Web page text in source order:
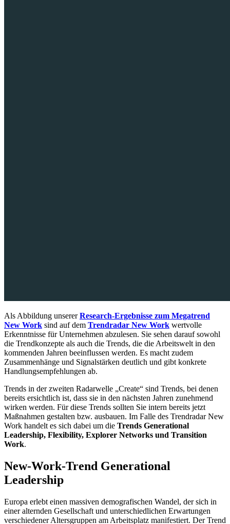
Als Abbildung unsererResearch-Ergebnisse zum Megatrend
New Work sind auf dem Trendradar New Work wertvolle
Erkenntnisse für Unternehmen abzulesen. Sie sehen darauf sowohl
die Trendkonzepte als auch die Trends, die die Arbeitswelt in den
kommenden Jahren beeinflussen werden. Es macht zudem
Zusammenhänge und Signalstärken deutlich und gibt konkrete
Handlungsempfehlungen ab.
Trends in der zweiten Radarwelle „Create“ sind Trends, bei denen
bereits ersichtlich ist, dass sie in den nächsten Jahren zunehmend
wirken werden. Für diese Trends sollten Sie intern bereits jetzt
Maßnahmen gestalten bzw. ausbauen. Im Falle des Trendradar New
Work handelt es sich dabei um die Trends Generational
Leadership, Flexibility, Explorer Networks und Transition
Work.
New-Work-Trend Generational
Leadership
Europa erlebt einen massiven demografischen Wandel, der sich in
einer alternden Gesellschaft und unterschiedlichen Erwartungen
verschiedener Altersgruppen am Arbeitsplatz manifestiert. Der Trend